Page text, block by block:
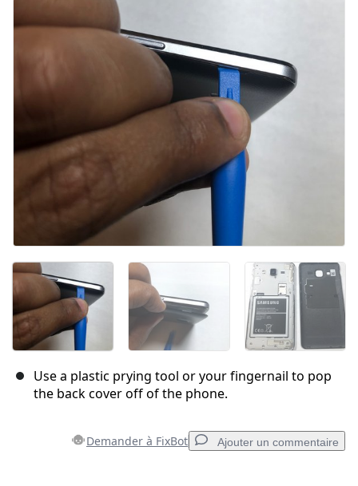
Ajouter un commentaire
Publier un commentaire
Use a plastic prying tool or your fingernail to pop
the back cover off of the phone.
Demander à FixBot Ajouter un commentaire